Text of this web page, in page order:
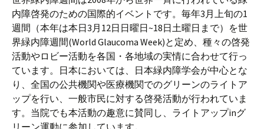
内障啓発のための国際的イベントです。毎年3月上旬の1
週間（本年は本日3月12日日曜日~18日土曜日まで）を世
界緑内障週間(World Glaucoma Week)と定め、種々の啓発
活動やロビー活動を各国・各地域の実情に合わせて行っ
ています。日本においては、日本緑内障学会が中心とな
り、全国の公共機関や医療機関でのグリーンのライトア
ップを行い、一般市民に対する啓発活動が行われていま
す。当院でも本活動の趣意に賛同し、ライトアップinグ
リーン運動に参加しています。